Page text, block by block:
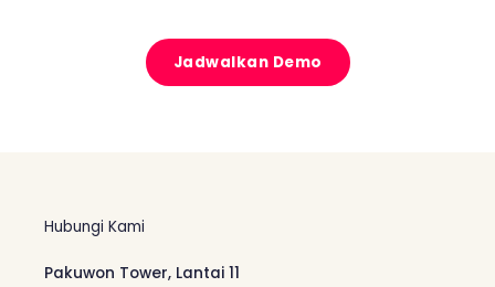
Jadwalkan Demo
Hubungi Kami
Pakuwon Tower, Lantai 11